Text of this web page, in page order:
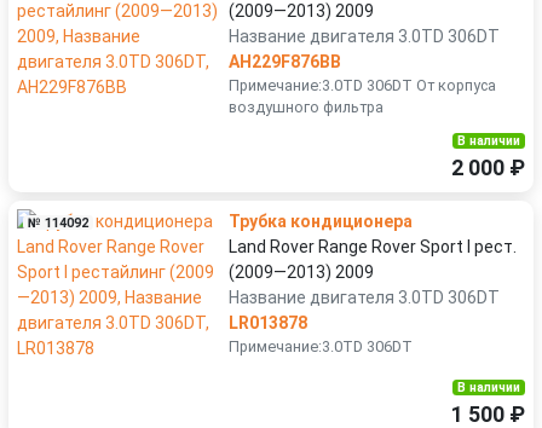
(2009—2013) 2009
Название двигателя 3.0TD 306DT
AH229F876BB
Примечание:3.0TD 306DT От корпуса
воздушного фильтра
В наличии
2 000 ₽
№ 114092
Трубка кондиционера
Land Rover Range Rover Sport I рест.
(2009—2013) 2009
Название двигателя 3.0TD 306DT
LR013878
Примечание:3.0TD 306DT
В наличии
1 500 ₽